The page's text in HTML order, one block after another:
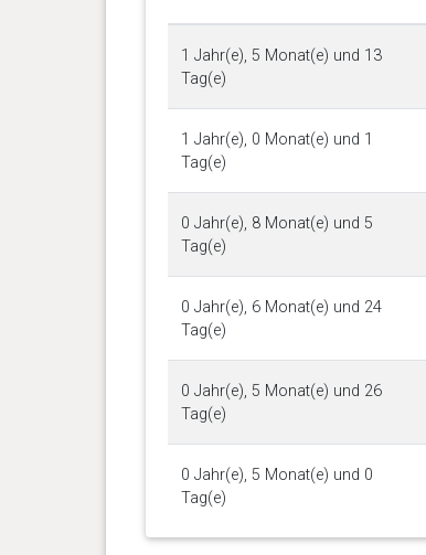
1 Jahr(e), 5 Monat(e) und 13
Tag(e)
1 Jahr(e), 0 Monat(e) und 1
Tag(e)
0 Jahr(e), 8 Monat(e) und 5
Tag(e)
0 Jahr(e), 6 Monat(e) und 24
Tag(e)
0 Jahr(e), 5 Monat(e) und 26
Tag(e)
0 Jahr(e), 5 Monat(e) und 0
Tag(e)